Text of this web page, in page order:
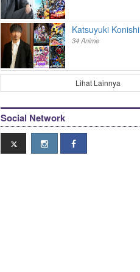
Katsuyuki Konishi
34 Anime
Lihat Lainnya
Social Network